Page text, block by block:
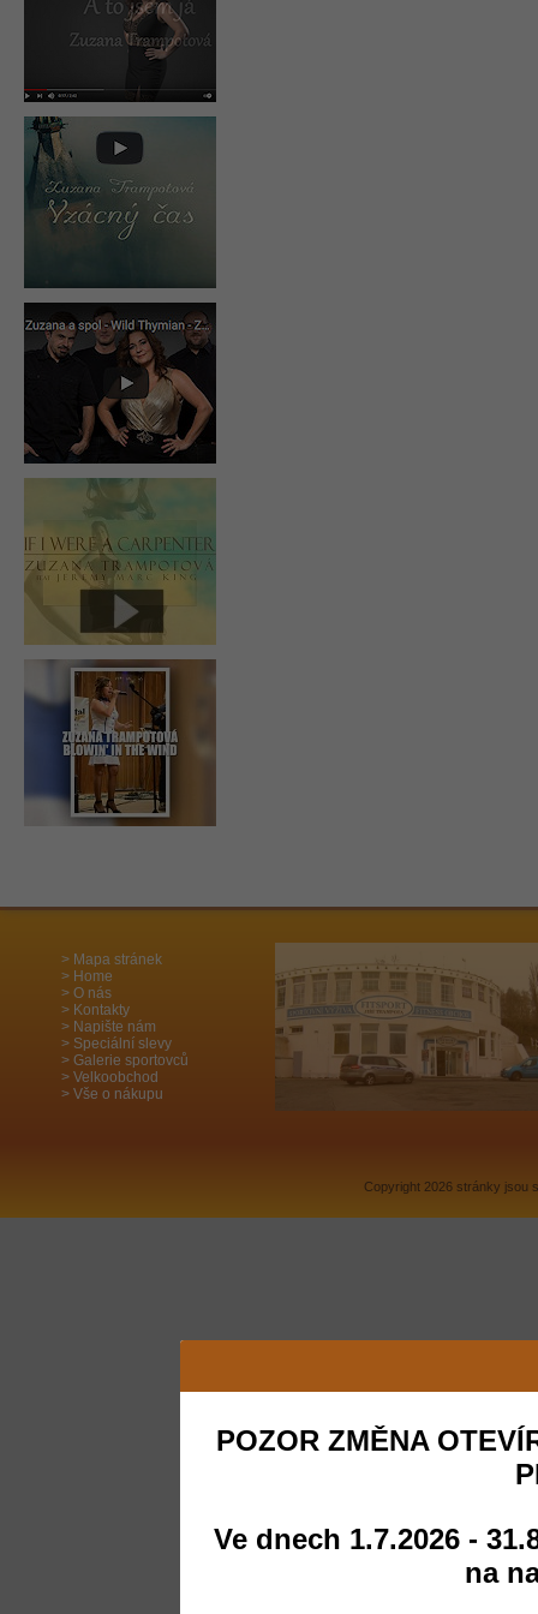
Mapa stránek
Home
O nás
Kontakty
Napište nám
Speciální slevy
Galerie sportovců
Velkoobchod
Vše o nákupu
POZOR ZMĚNA
Ve dnech 1.7.2026 -
na
Copyright 2026 stránky jsou